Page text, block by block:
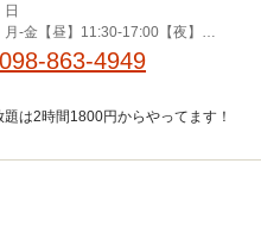
日
月-金【昼】11:30-17:00【夜】17:
（金は-翌1:00）/土・祝前 1
098-863-4949
は2時間1800円からやってます！